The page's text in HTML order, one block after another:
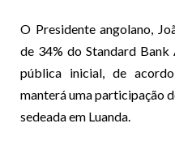
O Presidente angolano,
de 34% do Standard
pública inicial, de
manterá uma participação
sedeada em Luanda.